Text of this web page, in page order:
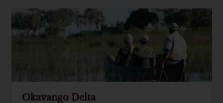
Use
the
left
keys
Okavango Delta